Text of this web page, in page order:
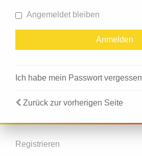
Angemeldet bleiben
Ich habe mein Passwort vergessen
Zurück zur vorherigen Seite
Registrieren